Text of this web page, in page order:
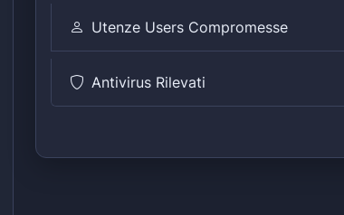
Utenze Users Compromesse
Antivirus Rilevati